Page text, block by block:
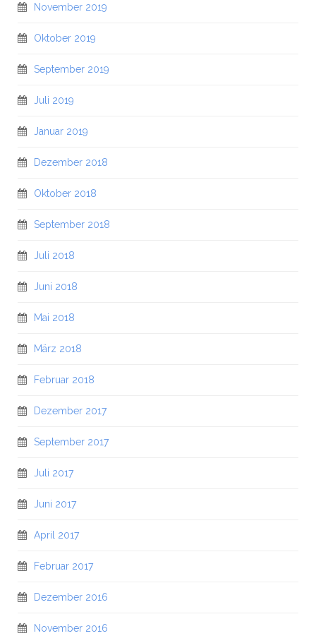
November 2019
Oktober 2019
September 2019
Juli 2019
Januar 2019
Dezember 2018
Oktober 2018
September 2018
Juli 2018
Juni 2018
Mai 2018
März 2018
Februar 2018
Dezember 2017
September 2017
Juli 2017
Juni 2017
April 2017
Februar 2017
Dezember 2016
November 2016